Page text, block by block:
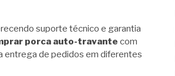
suporte técnico e garantia
porca auto-travante com
entrega de pedidos em diferentes